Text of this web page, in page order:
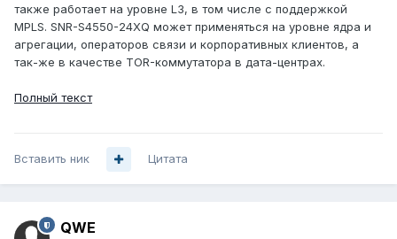
также работает на уровне L3, в том числе с поддержкой
MPLS. SNR-S4550-24XQ может применяться на уровне ядра и
агрегации, операторов связи и корпоративных клиентов, а
так-же в качестве TOR-коммутатора в дата-центрах.
Полный текст
Вставить ник Цитата
QWE